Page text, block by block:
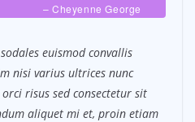
– Cheyenne George
euismod convallis
nisi varius ultrices nunc
risus sed consectetur sit
aliquet mi et, proin etiam